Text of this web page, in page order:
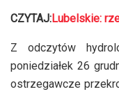
CZYTAJ:Lubelskie:
Z odczytów
poniedziałek 26
ostrzegawcze